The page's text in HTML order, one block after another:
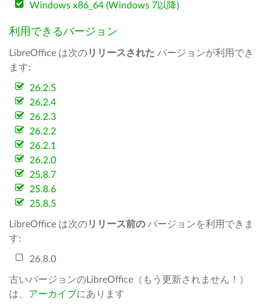
Windows x86_64 (Windows 7以降)
利用できるバージョン
LibreOffice は次のリリースされた バージョンが利用でき
ます:
26.2.5
26.2.4
26.2.3
26.2.2
26.2.1
26.2.0
25.8.7
25.8.6
25.8.5
LibreOffice は次のリリース前の バージョンを利用できま
す:
26.8.0
古いバージョンのLibreOffice（もう更新されません！）
は、 アーカイブにあります